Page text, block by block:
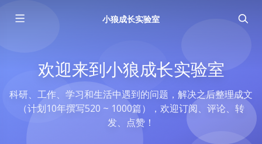
小狼成长实验室
欢迎来到小狼成长实验室
科研、工作、学习和生活中遇到的问题，解决之后整理成文
（计划10年撰写520 ~ 1000篇），欢迎订阅、评论、转
发、点赞！